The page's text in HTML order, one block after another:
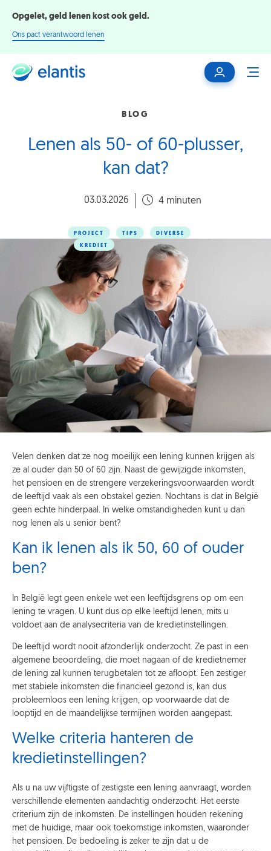
Opgelet, geld lenen kost ook geld.
Ons pact verantwoord lenen
Mijn
klantenzone
BLOG
Lenen als 50- of 60-plusser,
kan dat?
03.03.2026 4 minuten
PROJECT TIPS DIVERSE
KREDIET
Velen denken dat ze nog moeilijk een lening kunnen krijgen als
ze al ouder dan 50 of 60 zijn. Naast de gewijzigde inkomsten,
het pensioen en de strengere verzekeringsvoorwaarden wordt
de leeftijd vaak als een obstakel gezien. Nochtans is dat in België
geen echte hinderpaal. In welke omstandigheden kunt u dan
nog lenen als u senior bent?
Kan ik lenen als ik 50, 60 of ouder
ben?
In België legt geen enkele wet een leeftijdsgrens op om een
lening te vragen. U kunt dus op elke leeftijd lenen, mits u
voldoet aan de analysecriteria van de kredietinstellingen.
De leeftijd wordt nooit afzonderlijk onderzocht. Ze past in een
algemene beoordeling, die moet nagaan of de kredietnemer
de lening zal kunnen terugbetalen tot ze afloopt. Een zestiger
met stabiele inkomsten die financieel gezond is, kan dus
probleemloos een lening krijgen, op voorwaarde dat de
looptijd en de maandelijkse termijnen worden aangepast.
Welke criteria hanteren de
kredietinstellingen?
Als u na uw vijftigste of zestigste een lening aanvraagt, worden
verschillende elementen aandachtig onderzocht. Het eerste
criterium zijn de inkomsten. De instellingen houden rekening
met de huidige, maar ook toekomstige inkomsten, waaronder
het pensioen. De bedoeling is zeker te zijn dat u de